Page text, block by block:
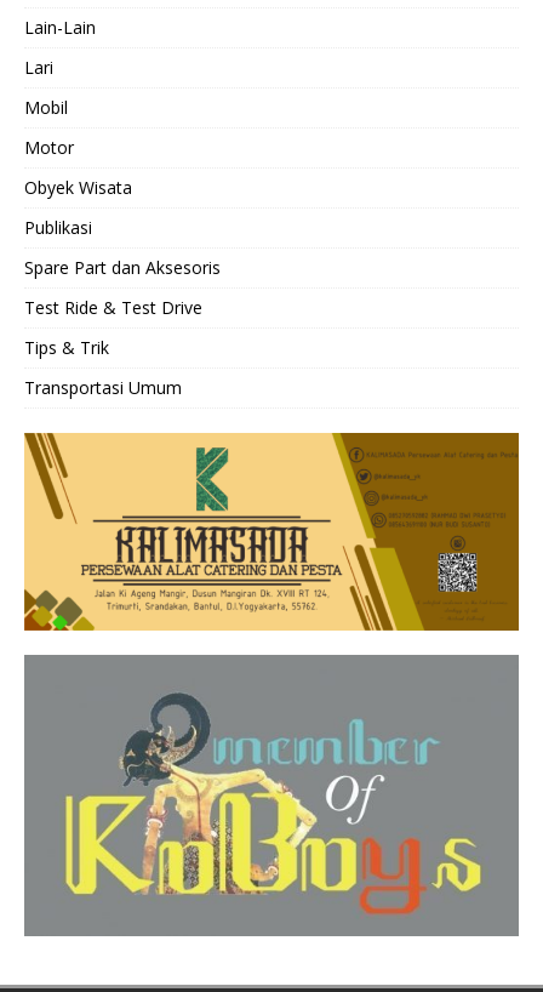
Lain-Lain
Lari
Mobil
Motor
Obyek Wisata
Publikasi
Spare Part dan Aksesoris
Test Ride & Test Drive
Tips & Trik
Transportasi Umum